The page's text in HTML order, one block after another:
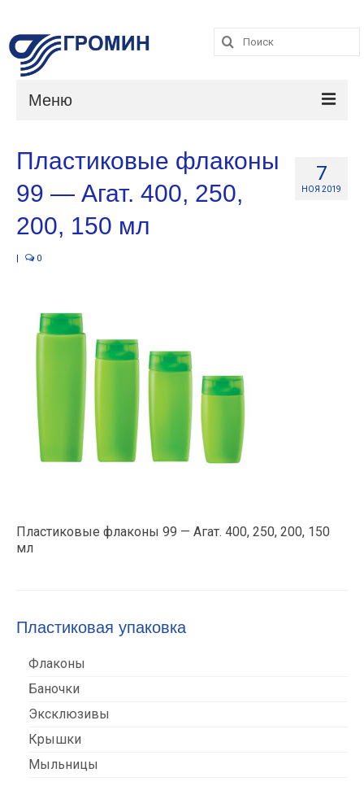
Поиск:
Меню
7
НОЯ 2019
Пластиковые флаконы
99 — Агат. 400, 250,
200, 150 мл
0
Пластиковые флаконы 99 — Агат. 400, 250, 200, 150
мл
Пластиковая упаковка
Флаконы
Баночки
Эксклюзивы
Крышки
Мыльницы